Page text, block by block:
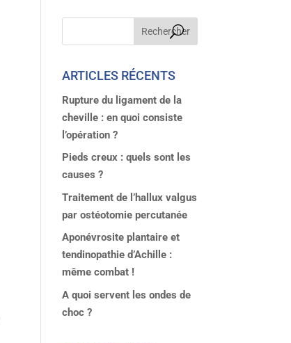
ARTICLES RÉCENTS
Rupture du ligament de la
cheville : en quoi consiste
l’opération ?
Pieds creux : quels sont les
causes ?
Traitement de l’hallux valgus
par ostéotomie percutanée
Aponévrosite plantaire et
tendinopathie d’Achille :
même combat !
A quoi servent les ondes de
choc ?